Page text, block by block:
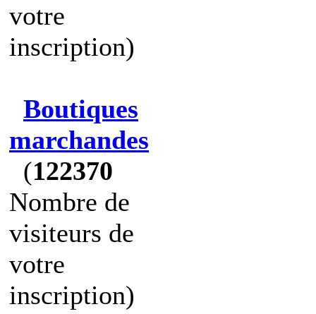
votre
inscription)
Boutiques
marchandes
(122370
Nombre de
visiteurs de
votre
inscription)